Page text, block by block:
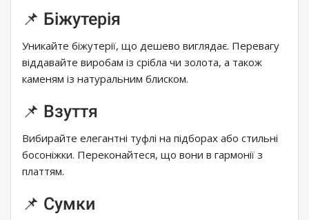
📌 Біжутерія
Уникайте біжутерії, що дешево виглядає. Перевагу
віддавайте виробам із срібла чи золота, а також
каменям із натуральним блиском.
📌 Взуття
Вибирайте елегантні туфлі на підборах або стильні
босоніжки. Переконайтеся, що вони в гармонії з
платтям.
📌 Сумки